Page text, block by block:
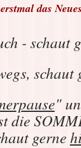
das
- schaut
schaut
"
die
gerne